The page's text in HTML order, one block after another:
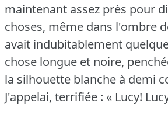
maintenant assez près pour
choses, même dans l'ombre
avait indubitablement
chose longue et noire,
la silhouette blanche à demi
J'appelai, terrifiée : « Lucy!